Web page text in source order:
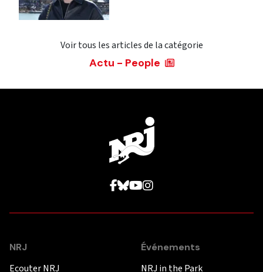
Voir tous les articles de la catégorie
Actu - People
NRJ
Ecouter NRJ
Événements
NRJ in the Park